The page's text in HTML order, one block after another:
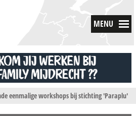
MENU
eenmalige workshops bij stichting 'Paraplu'